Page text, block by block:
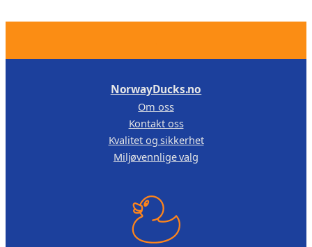
NorwayDucks.no
Om oss
Kontakt oss
Kvalitet og sikkerhet
Miljøvennlige valg